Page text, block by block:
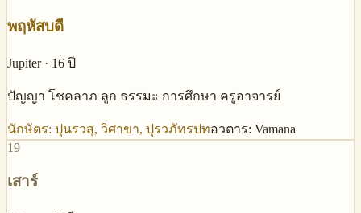
พฤหัสบดี
Jupiter· 16 ปี
ปัญญา โชคลาภ ลูก ธรรมะ การศึกษา ครูอาจารย์
นักษัตร: ปุนรวสุ, วิศาขา, ปุรวภัทรปทอวตาร: Vamana
19
เสาร์